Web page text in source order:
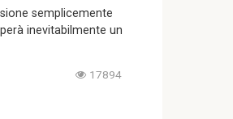
semplicemente
inevitabilmente un
17894